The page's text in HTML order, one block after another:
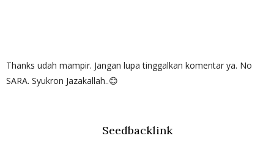
Thanks udah mampir. Jangan lupa tinggalkan komentar ya. No
SARA. Syukron Jazakallah..😊
Seedbacklink